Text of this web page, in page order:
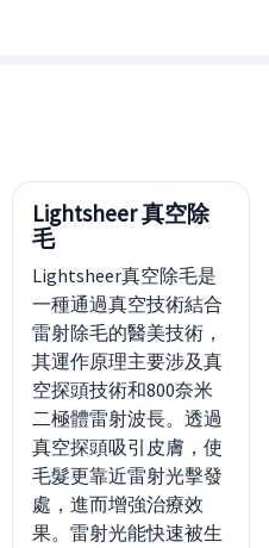
Lightsheer 真空除
毛
Lightsheer真空除毛是
一種通過真空技術結合
雷射除毛的醫美技術，
其運作原理主要涉及真
空探頭技術和800奈米
二極體雷射波長。透過
真空探頭吸引皮膚，使
毛髮更靠近雷射光擊發
處，進而增強治療效
果。雷射光能快速被生